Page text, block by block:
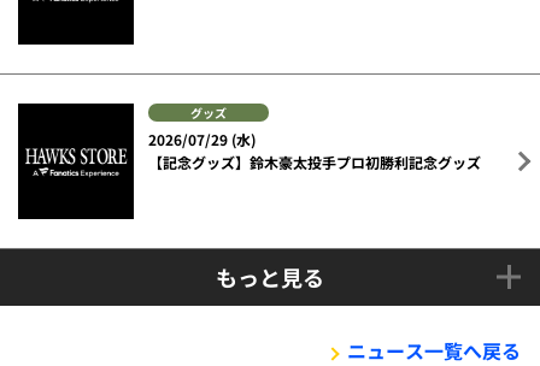
グッズ
2026/07/29 (水)
【記念グッズ】鈴木豪太投手プロ初勝利記念グッズ
もっと見る
ニュース一覧へ戻る